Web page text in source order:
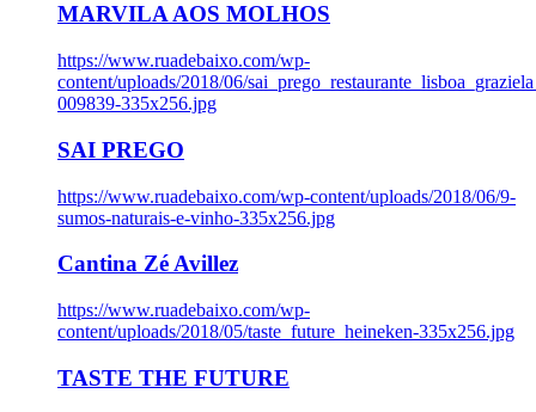
MARVILA AOS MOLHOS
https://www.ruadebaixo.com/wp-
content/uploads/2018/06/
009839-335x256.jpg
SAI PREGO
https://www.ruadebaixo.com/wp-content/uploads/2018/06/9-
sumos-naturais-e-vinho-335x256.jpg
Cantina Zé Avillez
https://www.ruadebaixo.com/wp-
content/uploads/2018/05/taste_future_heineken-335x256.jpg
TASTE THE FUTURE